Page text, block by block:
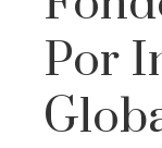
Por